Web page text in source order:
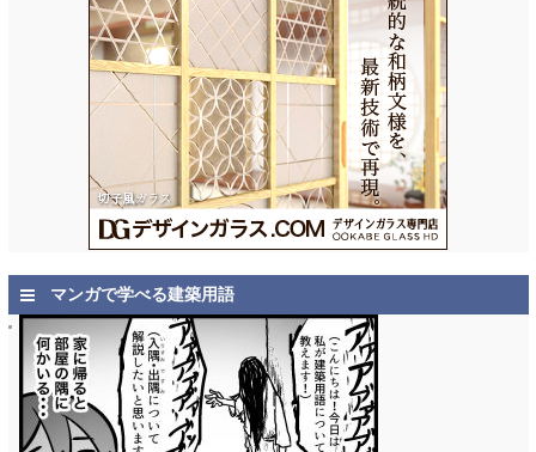
マンガで学べる建築用語